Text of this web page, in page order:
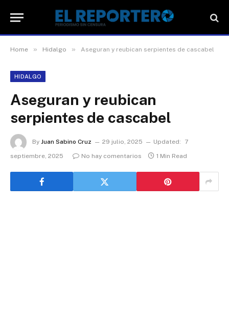
Home » Hidalgo » Aseguran y reubican serpientes de cascabel
HIDALGO
Aseguran y reubican
serpientes de cascabel
By Juan Sabino Cruz 29 julio, 2025 Updated:
7
septiembre, 2025
No hay comentarios 1 Min Read